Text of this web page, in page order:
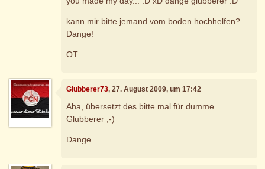
kann mir bitte jemand vom boden hochhelfen?
Dange!
OT
Glubberer73, 27. August 2009, um 17:42
Aha, übersetzt des bitte mal für dumme
Glubberer ;-)
Dange.